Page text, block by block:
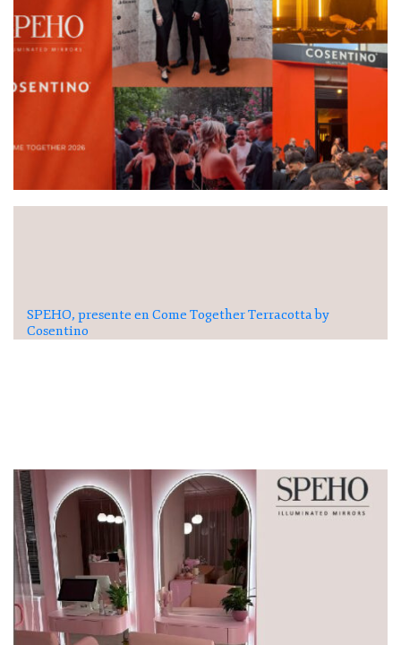
SPEHO, presente en Come Together Terracotta by
Cosentino